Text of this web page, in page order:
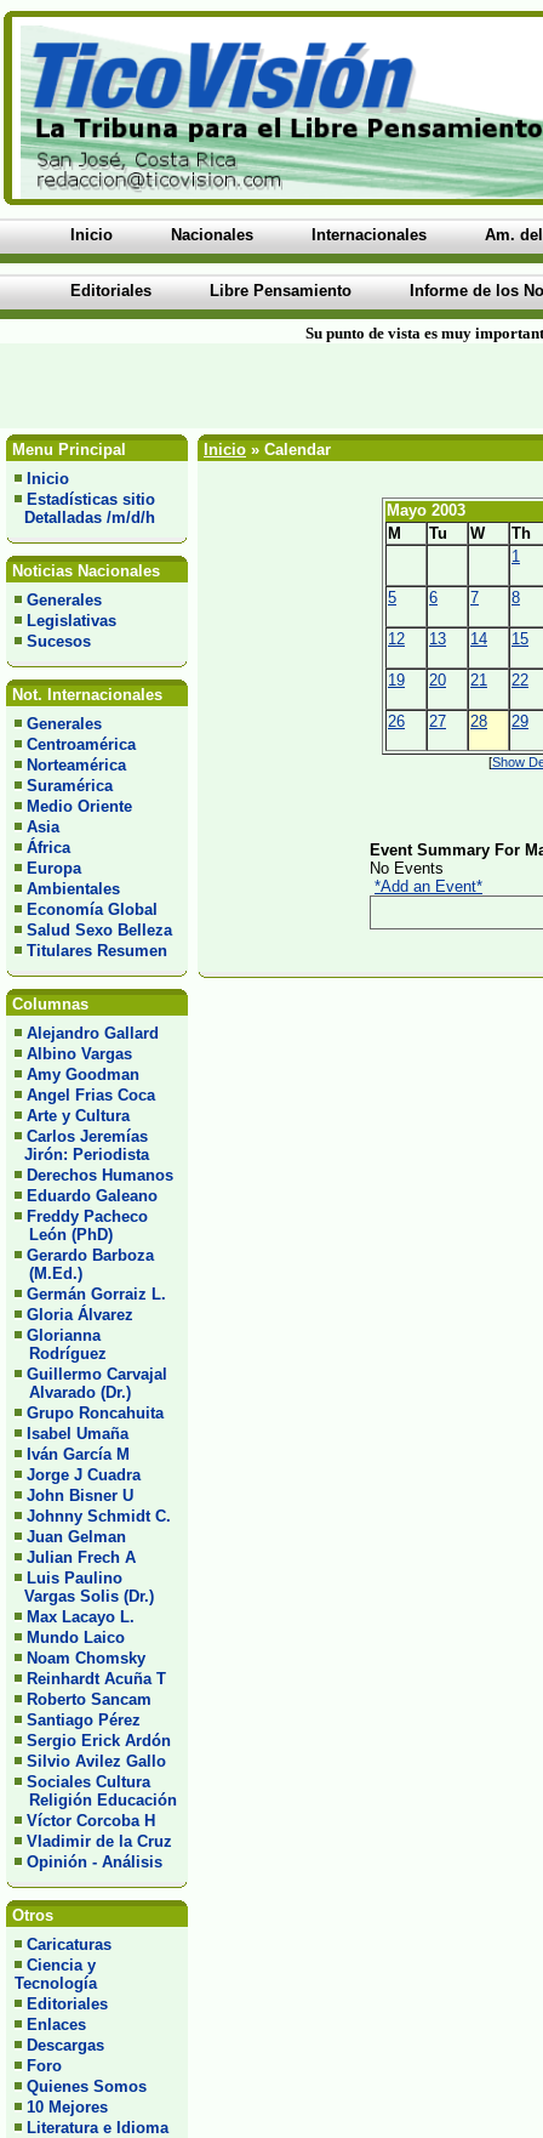
Inicio Nacionales Internacionales Am.
Editoriales Libre Pensamiento Informe de los
Su punto de vista es muy
Menu Principal
Inicio
Estadísticas sitio
Detalladas /m/d/h
Noticias Nacionales
Generales
Legislativas
Sucesos
Not. Internacionales
Generales
Centroamérica
Norteamérica
Suramérica
Medio Oriente
Asia
África
Europa
Ambientales
Economía Global
Salud Sexo Belleza
Titulares Resumen
Columnas
Alejandro Gallard
Albino Vargas
Amy Goodman
Angel Frias Coca
Arte y Cultura
Carlos Jeremías
Jirón: Periodista
Derechos Humanos
Eduardo Galeano
Freddy Pacheco
León (PhD)
Gerardo Barboza
(M.Ed.)
Germán Gorraiz L.
Gloria Álvarez
Glorianna
Rodríguez
Guillermo Carvajal
Alvarado (Dr.)
Grupo Roncahuita
Isabel Umaña
Iván García M
Jorge J Cuadra
John Bisner U
Johnny Schmidt C.
Juan Gelman
Julian Frech A
Luis Paulino
Vargas Solis (Dr.)
Max Lacayo L.
Mundo Laico
Noam Chomsky
Reinhardt Acuña T
Roberto Sancam
Santiago Pérez
Sergio Erick Ardón
Silvio Avilez Gallo
Sociales Cultura
Religión Educación
Víctor Corcoba H
Vladimir de la Cruz
Opinión - Análisis
Otros
Caricaturas
Ciencia y
Tecnología
Editoriales
Enlaces
Descargas
Foro
Quienes Somos
10 Mejores
Literatura e Idioma
Inicio » Calendar
Mayo 2003
M
Tu W
Th
1
5 6 7 8
12 13 14 15
19 20 21 22
26 27 28 29
[Show
Event Summary For
No Events
*Add an Event*